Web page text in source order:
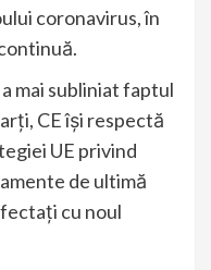
coronavirus, în
mai subliniat faptul
CE își respectă
UE privind
de ultimă
cu noul